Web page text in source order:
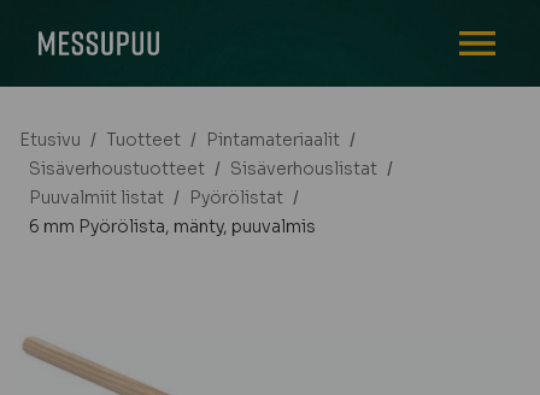
Etusivu / Tuotteet / Pintamateriaalit /
Sisäverhoustuotteet / Sisäverhouslistat /
Puuvalmiit listat / Pyörölistat /
6 mm Pyörölista, mänty, puuvalmis